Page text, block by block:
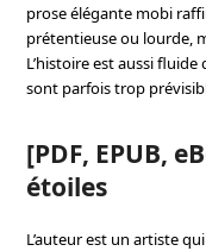
prose élégante mobi
prétentieuse ou lourde,
L’histoire est aussi
sont parfois trop
[PDF, EPUB,
étoiles
L’auteur est un artiste